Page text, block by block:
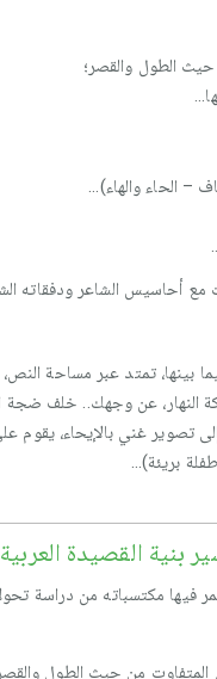
حيث الطول والقصر؛
– الحاء والهاء)...
أحاسيس الشاعر ودفقاته
تمتد عبر مساحة
النهار، عن وجهك.. خلف ضجة
إلى تصوير غني بالإيحاء،
بريئة)...
بنية القصيدة
مكتسباته من دراسة
من حيث الطول